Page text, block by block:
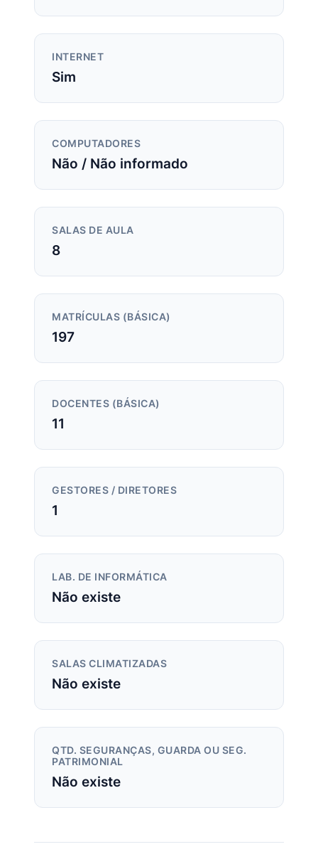
INTERNET
Sim
COMPUTADORES
Não / Não informado
SALAS DE AULA
8
MATRÍCULAS (BÁSICA)
197
DOCENTES (BÁSICA)
11
GESTORES / DIRETORES
1
LAB. DE INFORMÁTICA
Não existe
SALAS CLIMATIZADAS
Não existe
QTD. SEGURANÇAS, GUARDA OU SEG.
PATRIMONIAL
Não existe